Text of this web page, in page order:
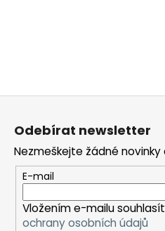
Z
Odebírat newsletter
Nezmeškejte žádné novinky
E-mail
Vložením e-mailu
ochrany osobních údajů